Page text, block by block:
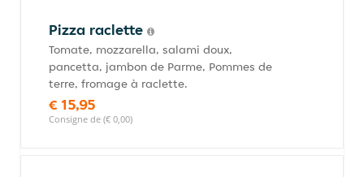
Pizza raclette
Tomate, mozzarella, salami doux,
pancetta, jambon de Parme, Pommes de
terre, fromage à raclette.
€ 15,95
Consigne de (€ 0,00)